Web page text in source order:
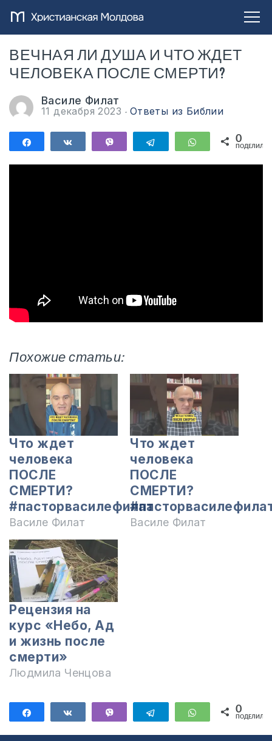
ВЕЧНАЯ ЛИ ДУША И ЧТО ЖДЕТ
ЧЕЛОВЕКА ПОСЛЕ СМЕРТИ?
Василе Филат
11 декабря 2023 Ответы из Библии
ПоделитьсяПоделиться Telegram WhatsApp
0
Похожие статьи:
Что ждет
человека
ПОСЛЕ
СМЕРТИ?
#пасторвасилефилат
Василе Филат
Что ждет
человека
ПОСЛЕ
СМЕРТИ?
Василе Филат
Рецензия на
курс «Небо, Ад
и жизнь после
смерти»
Людмила Ченцова
ПоделитьсяПоделиться Telegram WhatsApp
0